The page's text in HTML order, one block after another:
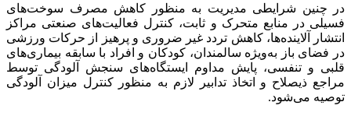
در چنین شرایطی مدیریت به منظور کاهش مصرف سوخت‌های
فسیلی در منابع متحرک و ثابت، کنترل فعالیت‌های صنعتی مراکز
انتشار آلاینده‌ها، کاهش تردد غیر ضروری و پرهیز از حرکات ورزشی
در فضای باز به‌ویژه سالمندان، کودکان و افراد با سابقه بیماری‌های
قلبی و تنفسی، پایش مداوم ایستگاه‌های سنجش آلودگی توسط
مراجع ذیصلاح و اتخاذ تدابیر لازم به منظور کنترل میزان آلودگی
توصیه می‌شود.